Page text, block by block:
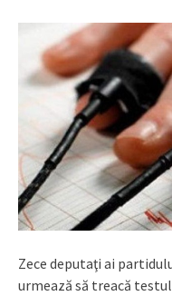
Zece deputaţi ai
urmează să treacă